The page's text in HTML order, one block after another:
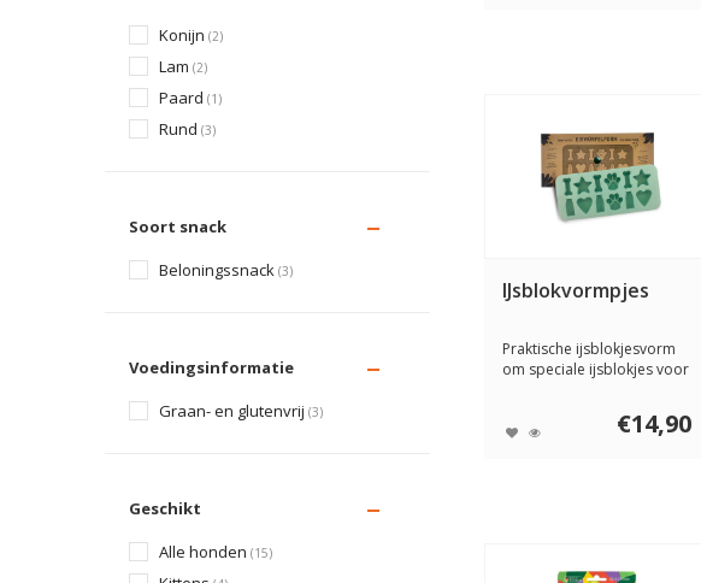
Konijn (2)
Lam (2)
Paard (1)
Rund (3)
Soort snack
Beloningssnack (3)
Voedingsinformatie
Graan- en glutenvrij (3)
Geschikt
Alle honden (15)
IJsblokvormpjes
Praktische ijsblokjesvorm
om speciale ijsblokjes voor
€14,90